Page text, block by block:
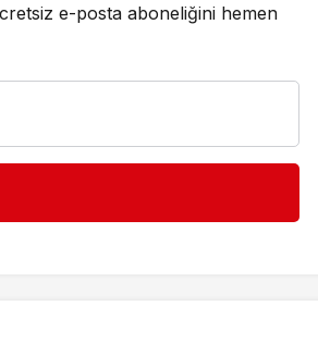
e-posta aboneliğini hemen